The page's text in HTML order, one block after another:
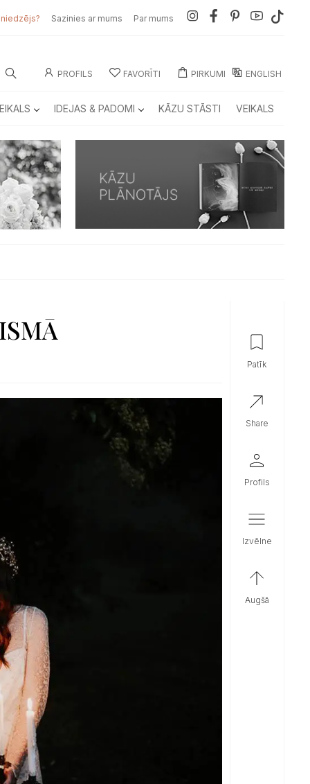
Sazinies ar mums Par mums
PROFILS FAVORĪTI PIRKUMI ENGLISH
IDEJAS & PADOMI KĀZU STĀSTI VEIKALS
patīk
share
profils
izvēlne
augšā